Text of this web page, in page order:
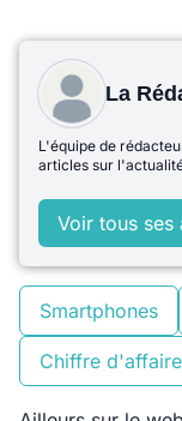
La
L'équipe de
articles sur
Voir tous ses
Smartphones
Chiffre